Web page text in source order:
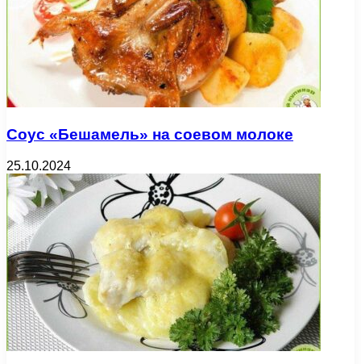
Соус «Бешамель» на соевом молоке
25.10.2024